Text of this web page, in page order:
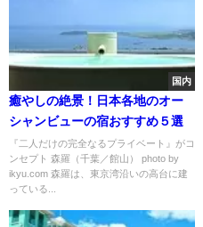
国内
癒やしの絶景！日本各地のオー
シャンビューの宿おすすめ５選
『二人だけの完全なるプライベート』がコ
ンセプト 森羅（千葉／館山） photo by
ikyu.com 森羅は、東京湾沿いの高台に建
っている...